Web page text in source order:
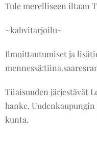
Tule merelliseen iltaan
~kahvitarjoilu~
Ilmoittautumiset ja
Tilaisuuden järjestävät
hanke,
kunta.